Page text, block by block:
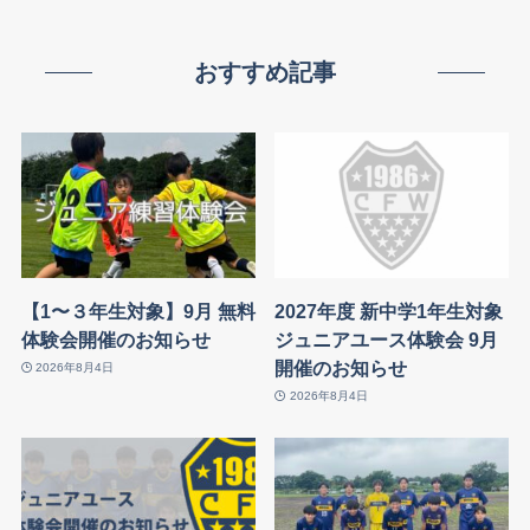
おすすめ記事
【1〜３年生対象】9月 無料
体験会開催のお知らせ
2026年8月4日
2027年度 新中学1年生対象
ジュニアユース体験会 9月
開催のお知らせ
2026年8月4日